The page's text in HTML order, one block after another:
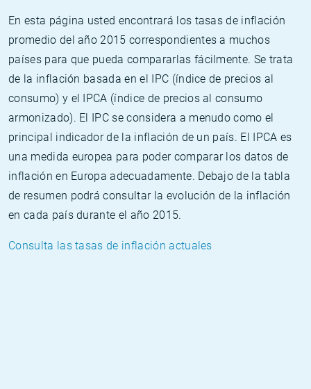
En esta página usted encontrará los tasas de inflación
promedio del año 2015 correspondientes a muchos
países para que pueda compararlas fácilmente. Se trata
de la inflación basada en el IPC (índice de precios al
consumo) y el IPCA (índice de precios al consumo
armonizado). El IPC se considera a menudo como el
principal indicador de la inflación de un país. El IPCA es
una medida europea para poder comparar los datos de
inflación en Europa adecuadamente. Debajo de la tabla
de resumen podrá consultar la evolución de la inflación
en cada país durante el año 2015.
Consulta las tasas de inflación actuales